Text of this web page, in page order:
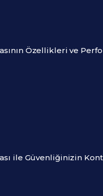
Özellikleri ve
ile Güvenliğinizin